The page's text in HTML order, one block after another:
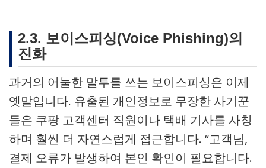
2.3. 보이스피싱(Voice Phishing)의
진화
과거의 어눌한 말투를 쓰는 보이스피싱은 이제
옛말입니다. 유출된 개인정보로 무장한 사기꾼
들은 쿠팡 고객센터 직원이나 택배 기사를 사칭
하며 훨씬 더 자연스럽게 접근합니다. “고객님,
결제 오류가 발생하여 본인 확인이 필요합니다.